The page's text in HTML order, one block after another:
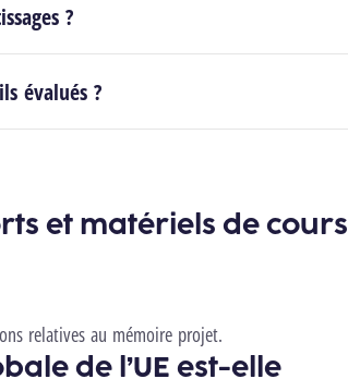
?
évalués ?
et matériels de cours
relatives au mémoire projet.
de l’UE est-elle